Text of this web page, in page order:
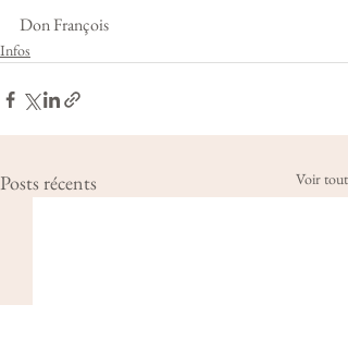
Don François
Infos
Posts récents Voir tout